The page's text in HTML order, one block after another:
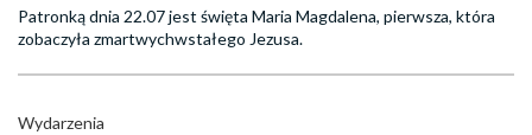
Patronką dnia 22.07 jest święta Maria Magdalena, pierwsza, która
zobaczyła zmartwychwstałego Jezusa.
Wydarzenia